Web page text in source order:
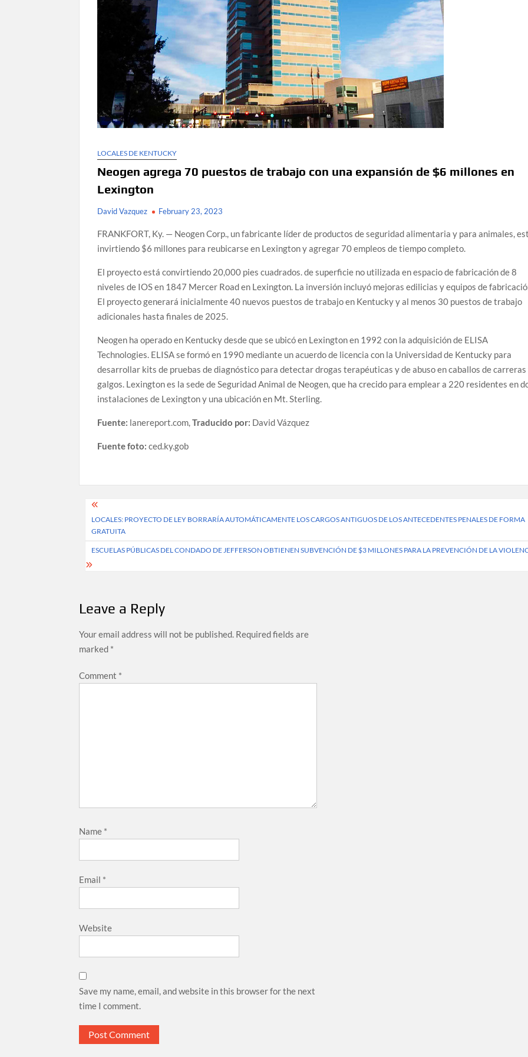
LOCALES DE KENTUCKY
Neogen agrega 70 puestos de trabajo con una expansión de $6 millones en
Lexington
David Vazquez February 23, 2023
FRANKFORT, Ky. — Neogen Corp., un fabricante líder de productos de seguridad alimentaria y para animales,
invirtiendo $6 millones para reubicarse en Lexington y agregar 70 empleos de tiempo completo.
El proyecto está convirtiendo 20,000 pies cuadrados. de superficie no utilizada en espacio de fabricación de 8
niveles de IOS en 1847 Mercer Road en Lexington. La inversión incluyó mejoras edilicias y equipos de
El proyecto generará inicialmente 40 nuevos puestos de trabajo en Kentucky y al menos 30 puestos de trabajo
adicionales hasta finales de 2025.
Neogen ha operado en Kentucky desde que se ubicó en Lexington en 1992 con la adquisición de ELISA
Technologies. ELISA se formó en 1990 mediante un acuerdo de licencia con la Universidad de Kentucky para
desarrollar kits de pruebas de diagnóstico para detectar drogas terapéuticas y de abuso en caballos de carreras
galgos. Lexington es la sede de Seguridad Animal de Neogen, que ha crecido para emplear a 220 residentes en
instalaciones de Lexington y una ubicación en Mt. Sterling.
Fuente: lanereport.com,Traducido por: David Vázquez
Fuente foto:ced.ky.gob
Post
navigation
LOCALES: PROYECTO DE LEY BORRARÍA AUTOMÁTICAMENTE LOS CARGOS ANTIGUOS DE LOS ANTECEDENTES PENALES DE FORMA
GRATUITA
ESCUELAS PÚBLICAS DEL CONDADO DE JEFFERSON OBTIENEN SUBVENCIÓN DE $3 MILLONES PARA LA PREVENCIÓN DE LA
Leave a Reply
Your email address will not be published. Required fields are
marked *
Comment *
Name *
Email *
Website
Save my name, email, and website in this browser for the next
time I comment.